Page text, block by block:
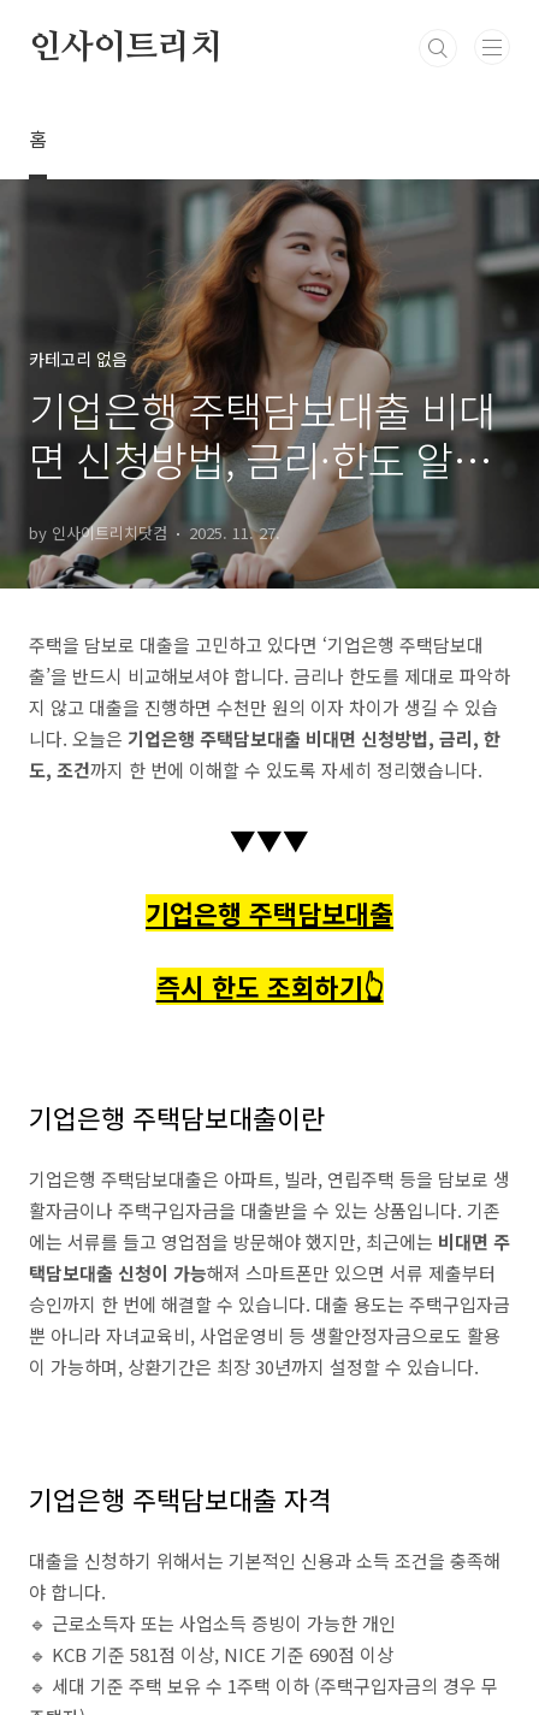
인사이트리치
홈
카테고리 없음
기업은행 주택담보대출 비대
면 신청방법, 금리·한도 알고
신청하세요
by 인사이트리치닷컴 2025. 11. 27.
주택을 담보로 대출을 고민하고 있다면 ‘기업은행 주택담보대
출’을 반드시 비교해보셔야 합니다. 금리나 한도를 제대로 파악하
지 않고 대출을 진행하면 수천만 원의 이자 차이가 생길 수 있습
니다. 오늘은 기업은행 주택담보대출 비대면 신청방법, 금리, 한
도, 조건까지 한 번에 이해할 수 있도록 자세히 정리했습니다.
▼▼▼
기업은행 주택담보대출
즉시 한도 조회하기👆
기업은행 주택담보대출이란
기업은행 주택담보대출은 아파트, 빌라, 연립주택 등을 담보로 생
활자금이나 주택구입자금을 대출받을 수 있는 상품입니다. 기존
에는 서류를 들고 영업점을 방문해야 했지만, 최근에는 비대면 주
택담보대출 신청이 가능해져 스마트폰만 있으면 서류 제출부터
승인까지 한 번에 해결할 수 있습니다. 대출 용도는 주택구입자금
뿐 아니라 자녀교육비, 사업운영비 등 생활안정자금으로도 활용
이 가능하며, 상환기간은 최장 30년까지 설정할 수 있습니다.
기업은행 주택담보대출 자격
대출을 신청하기 위해서는 기본적인 신용과 소득 조건을 충족해
야 합니다.
🔹 근로소득자 또는 사업소득 증빙이 가능한 개인
🔹 KCB 기준 581점 이상, NICE 기준 690점 이상
🔹 세대 기준 주택 보유 수 1주택 이하 (주택구입자금의 경우 무